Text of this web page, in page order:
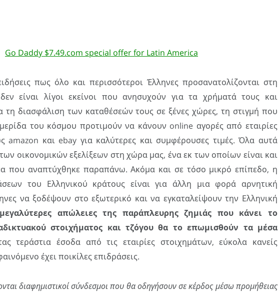
πως όλο και περισσότεροι Έλληνες προσανατολίζονται στη
είναι λίγοι εκείνοι που ανησυχούν για τα χρήματά τους και
τη διασφάλιση των καταθέσεών τους σε ξένες χώρες, τη στιγμή που
του κόσμου προτιμούν να κάνουν online αγορές από εταιρίες
amazon και ebay για καλύτερες και συμφέρουσες τιμές. Όλα αυτά
οικονομικών εξελίξεων στη χώρα μας, ένα εκ των οποίων είναι και
που αναπτύχθηκε παραπάνω. Ακόμα και σε τόσο μικρό επίπεδο, η
του Ελληνικού κράτους είναι για άλλη μια φορά αρνητική
να ξοδέψουν στο εξωτερικό και να εγκαταλείψουν την Ελληνική
μεγαλύτερες απώλειες της παράπλευρης ζημιάς που κάνει το
στοιχήματος και τζόγου θα το επωμισθούν τα μέσα
τεράστια έσοδα από τις εταιρίες στοιχημάτων, εύκολα κανείς
έχει ποικίλες επιδράσεις.
διαφημιστικοί σύνδεσμοι που θα οδηγήσουν σε κέρδος μέσω προμήθειας